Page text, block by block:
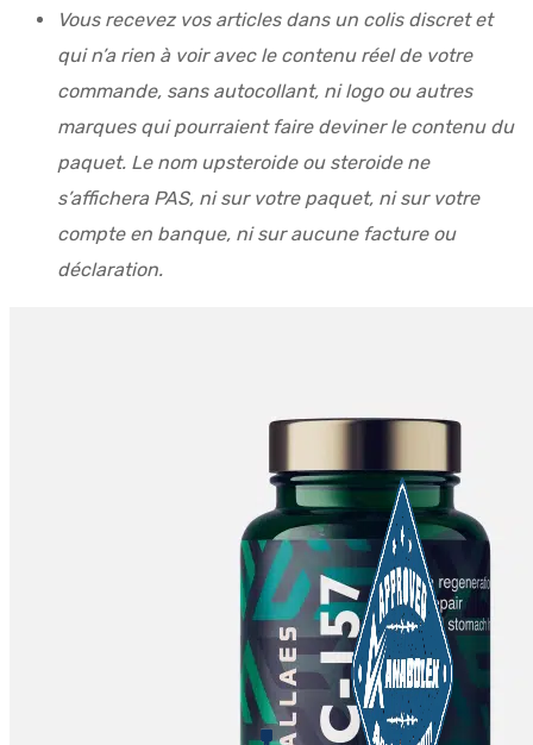
Vous recevez vos articles dans un colis discret et
qui n’a rien à voir avec le contenu réel de votre
commande, sans autocollant, ni logo ou autres
marques qui pourraient faire deviner le contenu du
paquet. Le nom upsteroide ou steroide ne
s’affichera PAS, ni sur votre paquet, ni sur votre
compte en banque, ni sur aucune facture ou
déclaration.